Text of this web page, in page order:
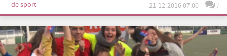
- de sport - 21-12-2016 07:00 7